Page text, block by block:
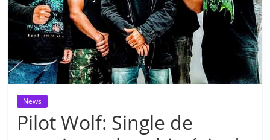
News
Pilot Wolf: Single de